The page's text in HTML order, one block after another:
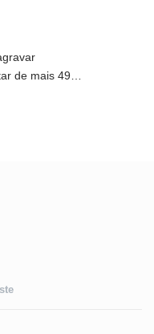
de
de mais 49
2027